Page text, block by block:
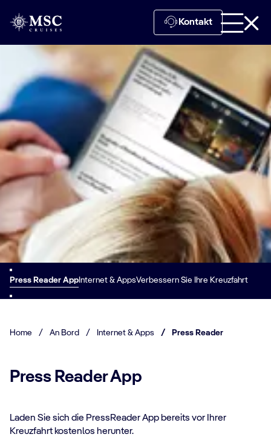
Kontakt
Press Reader App Internet & AppsVerbessern Sie Ihre Kreuzfahrt
Home / An Bord / Internet & Apps / Press Reader
Press Reader App
Laden Sie sich die PressReader App bereits vor Ihrer
Kreuzfahrt kostenlos herunter.